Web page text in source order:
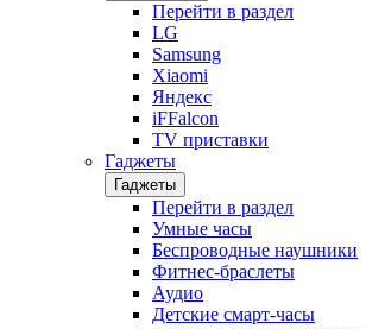
Перейти в раздел
LG
Samsung
Xiaomi
Яндекс
iFFalcon
TV приставки
Гаджеты
Гаджеты
Перейти в раздел
Умные часы
Беспроводные наушники
Фитнес-браслеты
Аудио
Детские смарт-часы